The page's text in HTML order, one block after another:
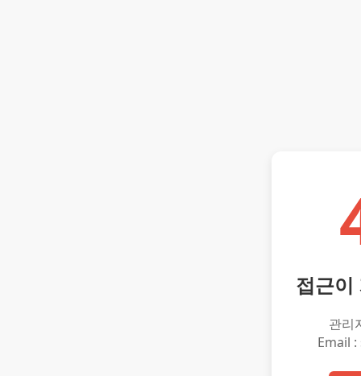
접근이
관리
Email